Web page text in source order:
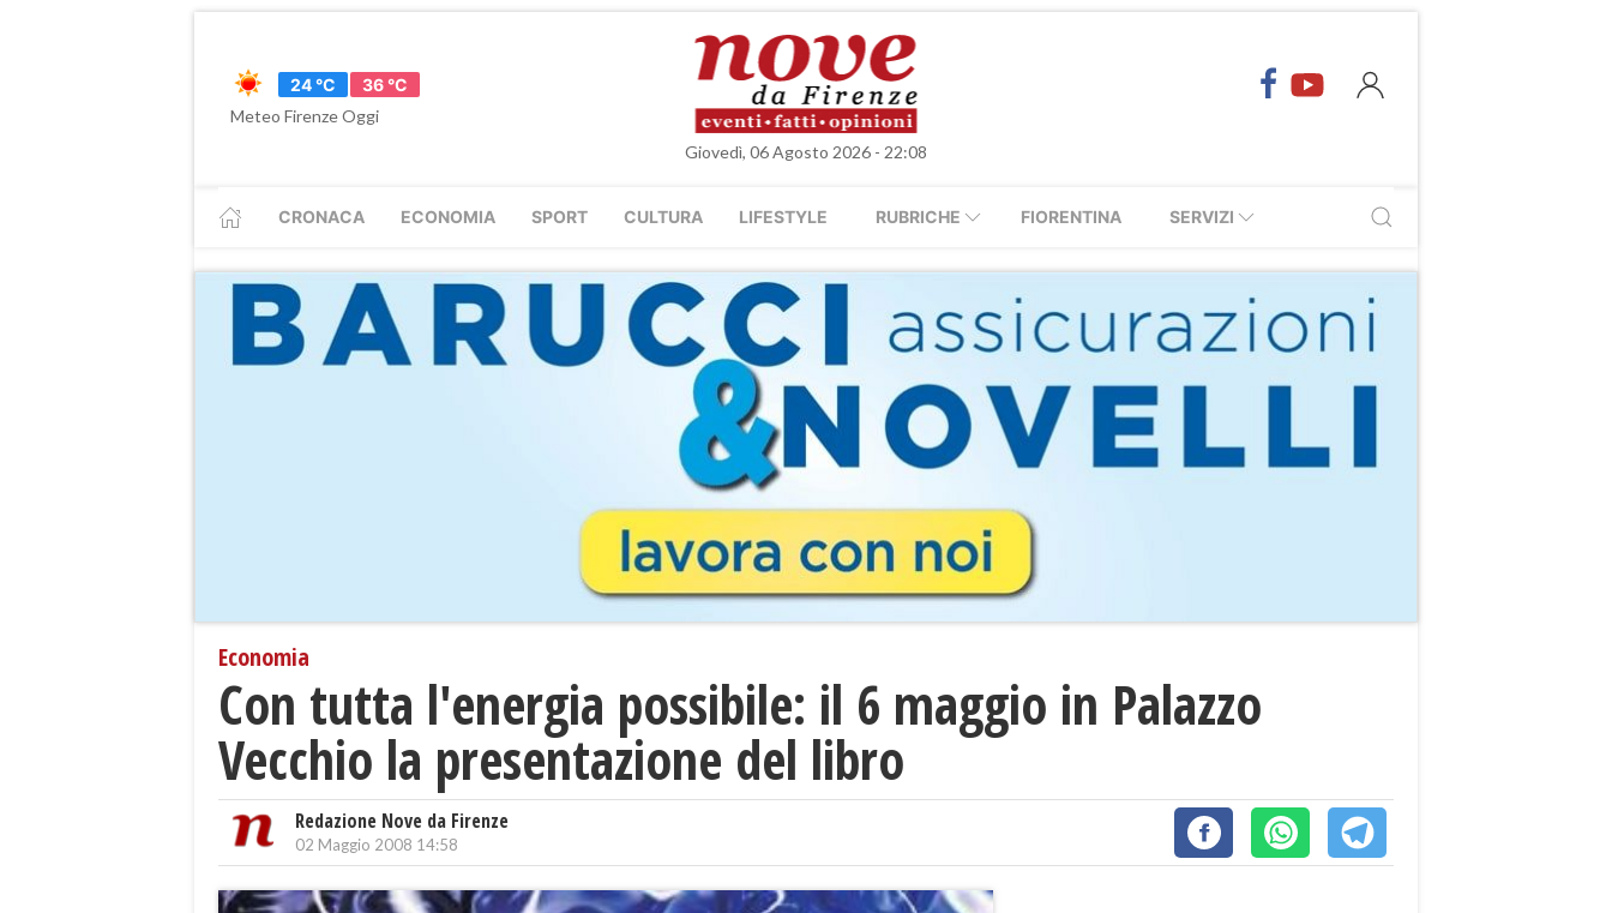
24 °C
36 °C
Meteo Firenze Oggi
Giovedì, 06 Agosto 2026 - 22:08
CRONACA ECONOMIA SPORT CULTURA LIFESTYLE RUBRICHE FIORENTINA SERVIZI
Economia
Con tutta l'energia possibile: il 6 maggio in Palazzo
Vecchio la presentazione del libro
Redazione Nove da Firenze
02 Maggio 2008 14:58